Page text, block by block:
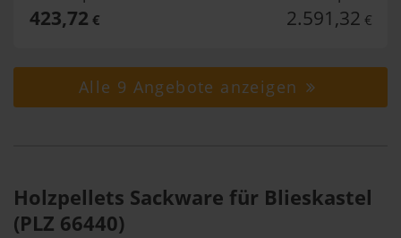
423,72 € 2.591,32 €
Alle 9 Angebote anzeigen
Holzpellets Sackware für Blieskastel
(PLZ 66440)